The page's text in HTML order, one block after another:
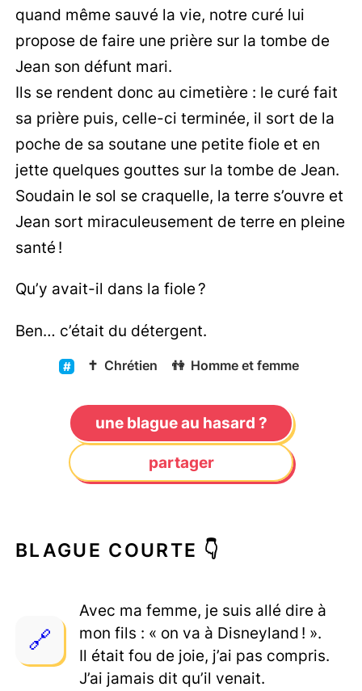
quand même sauvé la vie, notre curé lui
propose de faire une prière sur la tombe de
Jean son défunt mari.
Ils se rendent donc au cimetière : le curé fait
sa prière puis, celle-ci terminée, il sort de la
poche de sa soutane une petite fiole et en
jette quelques gouttes sur la tombe de Jean.
Soudain le sol se craquelle, la terre s’ouvre et
Jean sort miraculeusement de terre en pleine
santé !
Qu’y avait-il dans la fiole ?
Ben… c’était du détergent.
✝️ Chrétien 👫 Homme et femme
une blague au hasard ?
partager
BLAGUE COURTE 👇
Avec ma femme, je suis allé dire à
mon fils : « on va à Disneyland ! ».
Il était fou de joie, j’ai pas compris.
J’ai jamais dit qu’il venait.